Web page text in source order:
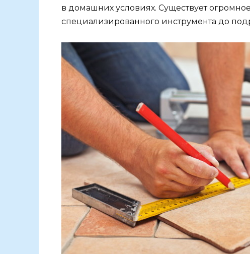
в домашних условиях. Существует
специализированного инструмента до